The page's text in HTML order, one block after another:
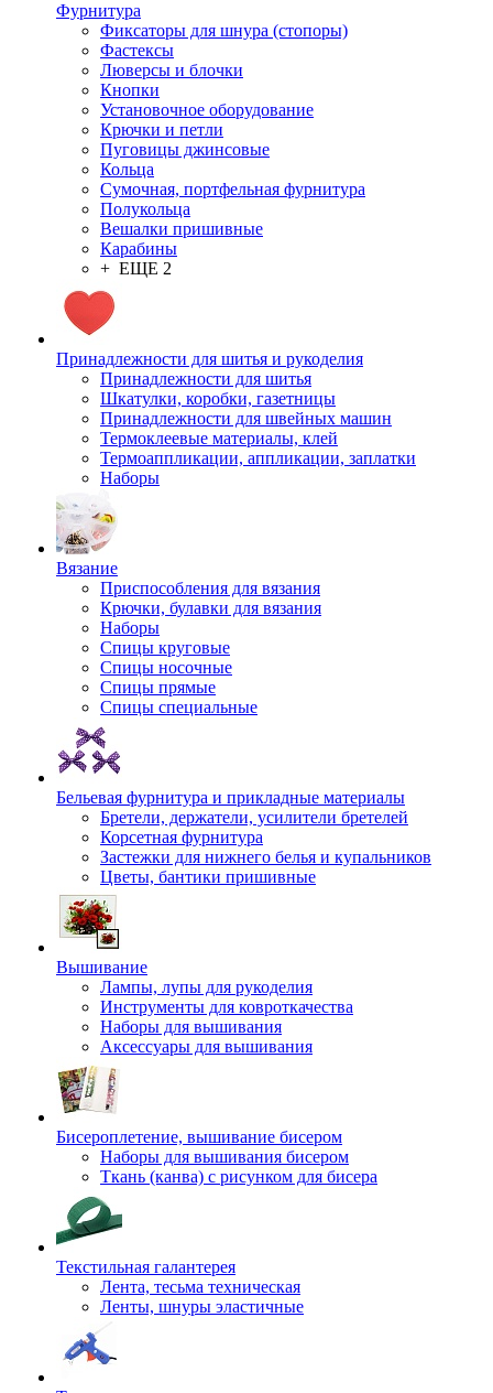
Фурнитура
Фиксаторы для шнура (стопоры)
Фастексы
Люверсы и блочки
Кнопки
Установочное оборудование
Крючки и петли
Пуговицы джинсовые
Кольца
Сумочная, портфельная фурнитура
Полукольца
Вешалки пришивные
Карабины
+ ЕЩЕ 2
Принадлежности для шитья и рукоделия
Принадлежности для шитья
Шкатулки, коробки, газетницы
Принадлежности для швейных машин
Термоклеевые материалы, клей
Термоаппликации, аппликации, заплатки
Наборы
Вязание
Приспособления для вязания
Крючки, булавки для вязания
Наборы
Спицы круговые
Спицы носочные
Спицы прямые
Спицы специальные
Бельевая фурнитура и прикладные материалы
Бретели, держатели, усилители бретелей
Корсетная фурнитура
Застежки для нижнего белья и купальников
Цветы, бантики пришивные
Вышивание
Лампы, лупы для рукоделия
Инструменты для ковроткачества
Наборы для вышивания
Аксессуары для вышивания
Бисероплетение, вышивание бисером
Наборы для вышивания бисером
Ткань (канва) с рисунком для бисера
Текстильная галантерея
Лента, тесьма техническая
Ленты, шнуры эластичные